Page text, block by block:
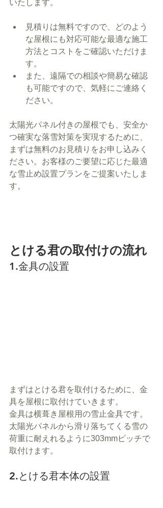
いたします。
見積りは無料ですので、どのよう
な屋根にも対応可能な最適な施工
方法とコストをご確認いただけま
す。
また、遠隔での相談や簡易な確認
も可能ですので、気軽にご連絡く
ださい。
太陽光パネル付きの屋根でも、安全か
つ確実な落雪対策を実現するために、
まずは無料のお見積りをお申し込みく
ださい。お客様のご要望に応じた最適
な雪止め設置プランをご提案いたしま
す。
とける君の取付けの流れ
まずはとける君を取付けるために、金
具を屋根に取付けていきます。
金具は横葺き屋根用の雪止金具です。
太陽光パネルから滑り落ちてくる雪の
荷重に耐えれるように303mmピッチで
取付けます。
2.とける君本体の設置